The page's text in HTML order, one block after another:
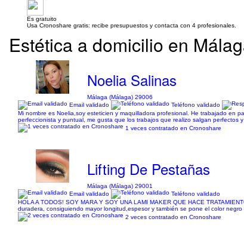
Es gratuito
Usa Cronoshare gratis: recibe presupuestos y contacta con 4 profesionales.
Estética a domicilio en
Noelia Salinas
Málaga (Málaga) 29006
Email validado
Teléfono validado
Mi nombre es Noelia,soy esteticien y maquilladora profesional. He trabajado en
perfeccionista y puntual, me gusta que los trabajos que realizo salgan perfectos
1 veces contratado en Cronoshare
Lifting De Pestañas
Málaga (Málaga) 29001
Email validado
Teléfono validado
HOLA A TODOS! SOY MARA Y SOY UNA LAMI MAKER QUE HACE
duradera, consiguiendo mayor longitud,espesor y también se pone el color
2 veces contratado en Cronoshare